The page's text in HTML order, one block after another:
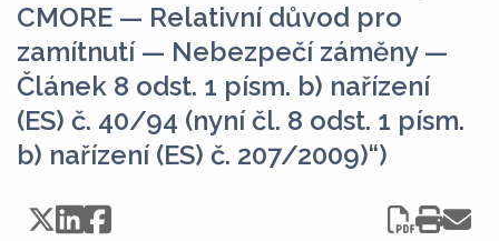
CMORE — Relativní důvod pro
zamítnutí — Nebezpečí záměny —
Článek 8 odst. 1 písm. b) nařízení
(ES) č. 40/94 (nyní čl. 8 odst. 1 písm.
b) nařízení (ES) č. 207/2009)“)